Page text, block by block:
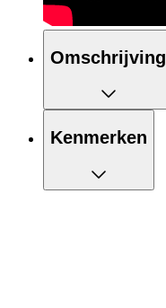
Omschrijving
Kenmerken